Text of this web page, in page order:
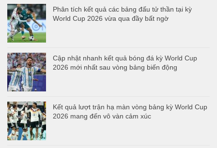
Phân tích kết quả các bảng đấu tử thần tại kỳ
World Cup 2026 vừa qua đầy bất ngờ
Cập nhật nhanh kết quả bóng đá kỳ World Cup
2026 mới nhất sau vòng bảng biến động
Kết quả lượt trận hạ màn vòng bảng kỳ World Cup
2026 mang đến vô vàn cảm xúc